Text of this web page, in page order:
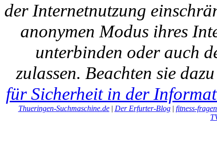
der Internetnutzung
anonymen Modus ihres
unterbinden oder auch
zulassen. Beachten sie
für Sicherheit in der
Thueringen-Suchmaschine.de| Der Erfurter-Blog| fitness-